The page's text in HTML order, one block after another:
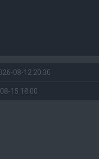
08-12 20:30
15 18:00